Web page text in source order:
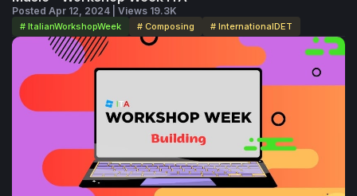
Posted Apr 12, 2024 | Views 19.3K
# ItalianWorkshopWeek # Composing # InternationalDET